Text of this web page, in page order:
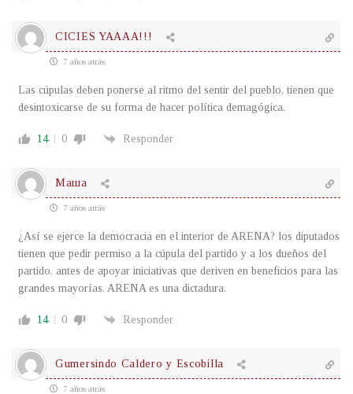
CICIES YAAAA!!!
7 años atrás
Las cúpulas deben ponerse al ritmo del sentir del pueblo, tienen que
desintoxicarse de su forma de hacer política demagógica.
14 0 Responder
Маша
7 años atrás
¿Así se ejerce la democracia en el interior de ARENA? los diputados
tienen que pedir permiso a la cúpula del partido y a los dueños del
partido, antes de apoyar iniciativas que deriven en beneficios para las
grandes mayorías. ARENA es una dictadura.
14 0 Responder
Gumersindo Caldero y Escobilla
7 años atrás